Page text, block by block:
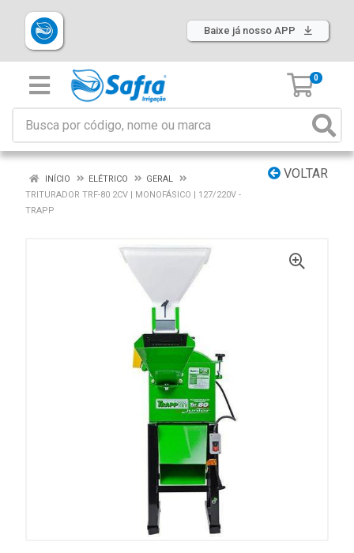
Baixe já nosso APP
0
VOLTAR
INÍCIO ELÉTRICO
GERAL
TRITURADOR TRF-80 2CV | MONOFÁSICO | 127/220V -
TRAPP